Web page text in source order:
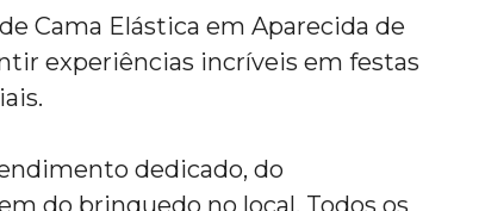
Cama Elástica em Aparecida de
experiências incríveis em festas
dedicado, do
do brinquedo no local. Todos os